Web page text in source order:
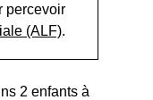
percevoir
(ALF).
2 enfants à